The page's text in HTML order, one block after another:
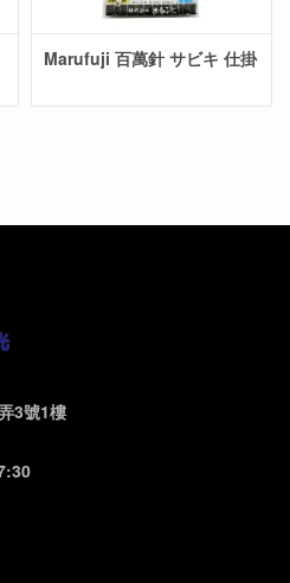
Marufuji 百萬針 サビキ 仕掛
3號1樓